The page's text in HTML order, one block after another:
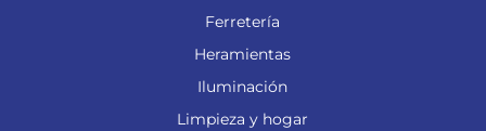
Ferretería
Heramientas
Iluminación
Limpieza y hogar